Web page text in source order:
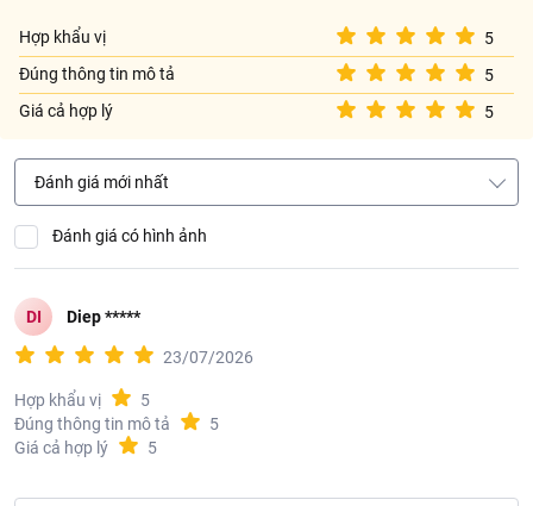
Uống trực tiếp. Ngon hơn khi uống lạnh. Sản phẩm cho 1 lần sử
dụng.
Thông tin nhà cung cấp:
Địa chỉ: TANG 2 VA TANG 10, TOA NHA CORNERSTONE, SO 16
PHAN CHU TRINH, PHUONG CUA NAM, TP HA NOI
Hợp khẩu vị
5
Đúng thông tin mô tả
5
Giá cả hợp lý
5
Đánh giá mới nhất
Đánh giá có hình ảnh
DI Diep *****
23/07/2026
Hợp khẩu vị
5
Đúng thông tin mô tả
5
Giá cả hợp lý
5